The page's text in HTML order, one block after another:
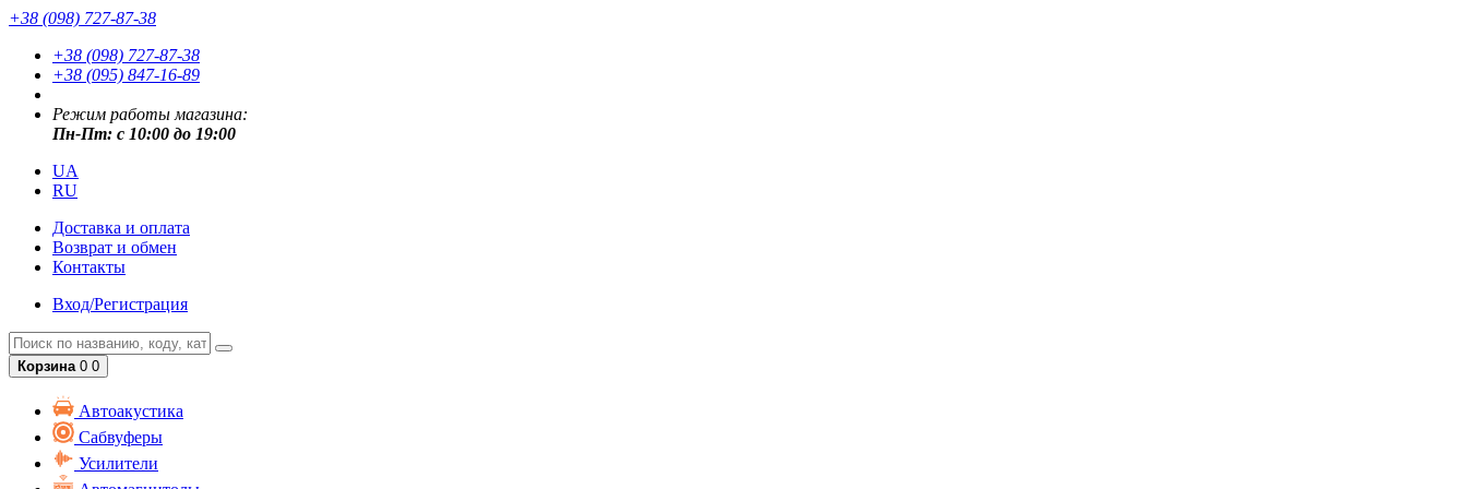
+38 (098) 727-87-38
+38 (098) 727-87-38
+38 (095) 847-16-89
Режим работы магазина:
Пн-Пт: с 10:00 до 19:00
UA
RU
Доставка и оплата
Возврат и обмен
Контакты
Вход/Регистрация
Корзина 0 0
Автоакустика
Сабвуферы
Усилители